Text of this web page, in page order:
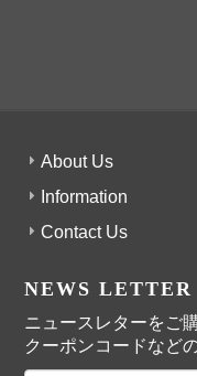
いています(^-^) ハード系
味しい！
2025/03/
About Us
Information
Contact Us
NEWS LETTER
ニュースレターをご
クーポンコードなど